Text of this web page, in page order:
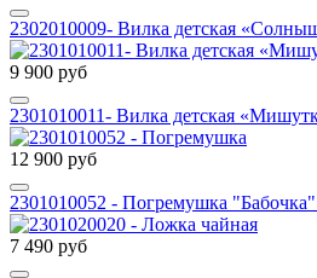
2302010009- Вилка детская
9 900 руб
2301010011- Вилка детская
12 900 руб
2301010052 - Погремушка
7 490 руб